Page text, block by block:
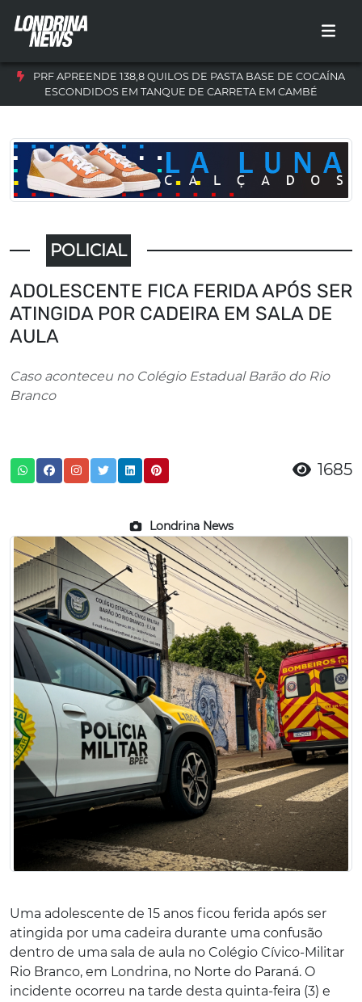
PRF APREENDE 138,8 QUILOS DE PASTA BASE DE COCAÍNA
ESCONDIDOS EM TANQUE DE CARRETA EM CAMBÉ
POLICIAL
ADOLESCENTE FICA FERIDA APÓS SER
ATINGIDA POR CADEIRA EM SALA DE
AULA
Caso aconteceu no Colégio Estadual Barão do Rio
Branco
1685
Londrina News
Uma adolescente de 15 anos ficou ferida após ser
atingida por uma cadeira durante uma confusão
dentro de uma sala de aula no Colégio Cívico-Militar
Rio Branco, em Londrina, no Norte do Paraná. O
incidente ocorreu na tarde desta quinta-feira (3) e